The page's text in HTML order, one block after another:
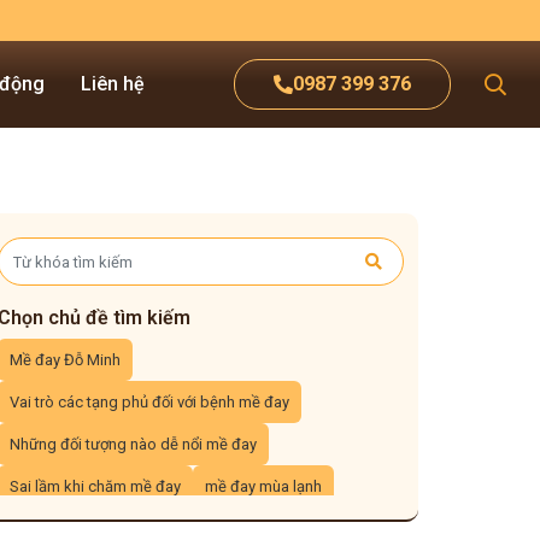
0987 399 376
Liên hệ
Chọn chủ đề tìm kiếm
Mề đay Đỗ Minh
Vai trò các tạng phủ đối với bệnh mề đay
Những đối tượng nào dễ nổi mề đay
Sai lầm khi chăm mề đay mề đay mùa lạnh